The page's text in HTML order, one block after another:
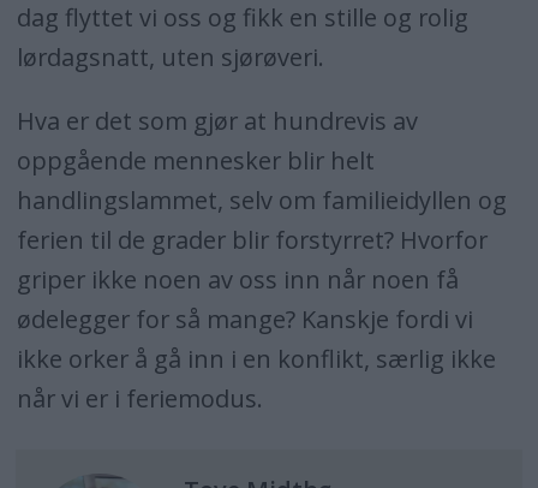
dag flyttet vi oss og fikk en stille og rolig
lørdagsnatt, uten sjørøveri.
Hva er det som gjør at hundrevis av
oppgående mennesker blir helt
handlingslammet, selv om familieidyllen og
ferien til de grader blir forstyrret? Hvorfor
griper ikke noen av oss inn når noen få
ødelegger for så mange? Kanskje fordi vi
ikke orker å gå inn i en konflikt, særlig ikke
når vi er i feriemodus.